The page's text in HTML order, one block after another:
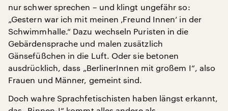
nur schwer sprechen – und klingt ungefähr so:
„Gestern war ich mit meinen ‚Freund Innen‘ in der
Schwimmhalle.“ Dazu wechseln Puristen in die
Gebärdensprache und malen zusätzlich
Gänsefüßchen in die Luft. Oder sie betonen
ausdrücklich, dass „BerlinerInnen mit großem I“, also
Frauen und Männer, gemeint sind.
Doch wahre Sprachfetischisten haben längst erkannt,